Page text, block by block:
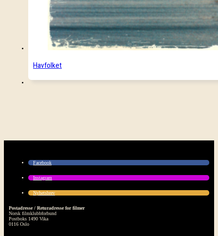
Havfolket
Facebook
Instagram
Nyhetsbrev
Postadresse / Returadresse for filmer
Norsk filmklubbforbund
Postboks 1490 Vika
0116 Oslo